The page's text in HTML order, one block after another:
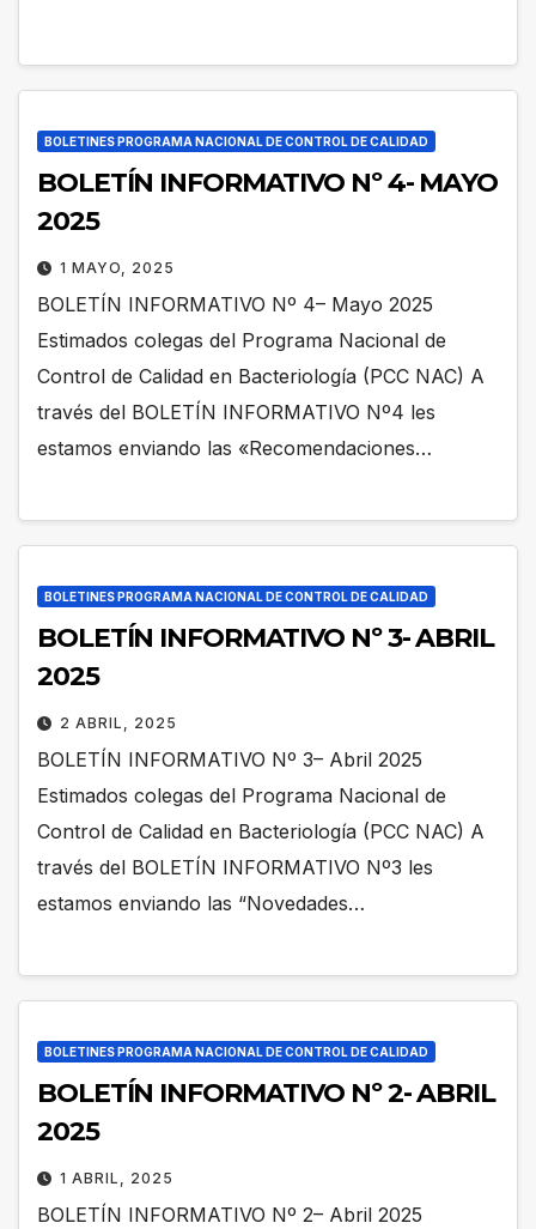
BOLETINES PROGRAMA NACIONAL DE CONTROL DE CALIDAD
BOLETÍN INFORMATIVO Nº 4- MAYO
2025
1 MAYO, 2025
BOLETÍN INFORMATIVO Nº 4– Mayo 2025
Estimados colegas del Programa Nacional de
Control de Calidad en Bacteriología (PCC NAC) A
través del BOLETÍN INFORMATIVO Nº4 les
estamos enviando las «Recomendaciones…
BOLETINES PROGRAMA NACIONAL DE CONTROL DE CALIDAD
BOLETÍN INFORMATIVO Nº 3- ABRIL
2025
2 ABRIL, 2025
BOLETÍN INFORMATIVO Nº 3– Abril 2025
Estimados colegas del Programa Nacional de
Control de Calidad en Bacteriología (PCC NAC) A
través del BOLETÍN INFORMATIVO Nº3 les
estamos enviando las “Novedades…
BOLETINES PROGRAMA NACIONAL DE CONTROL DE CALIDAD
BOLETÍN INFORMATIVO Nº 2- ABRIL
2025
1 ABRIL, 2025
BOLETÍN INFORMATIVO Nº 2– Abril 2025